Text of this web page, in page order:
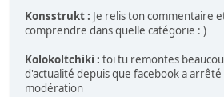
Konsstrukt : Je relis ton commentaire
comprendre dans quelle catégorie : )
Kolokoltchiki : toi tu remontes
d'actualité depuis que facebook a
modération